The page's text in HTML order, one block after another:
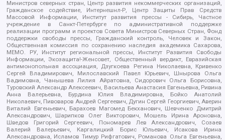
Министров северных стран, Центр развития некоммерческих организаций,
Гражданское содействие, Интернешнл-Р, Центр Защиты Прав Средств
Массовой Информации, Институт развития прессы - Сибирь, Частное
учреждение в Санкт-Петербурге по административной поддержке
реализации программ и проектов Совета Министров Северных Стран, Фонд
поддержки свободы прессы, Гражданский контроль, Человек и Закон,
Общественная комиссия по сохранению наследия академика Сахарова,
МЕМО. РУ, Институт региональной прессы, Институт Развития Свободы
Информации, Экозащита!-Женсовет, Общественный вердикт, Евразийская
антимонопольная ассоциация, Дзугкоева Регина Николаевна, Кривенко
Сергей Владимирович, Милославский Павел Юрьевич, Шнырова Ольга
Вадимовна, Чанышева Лилия Айратовна, Сидорович Ольга Борисовна,
Туровский Александр Алексеевич, Васильева Анастасия Евгеньевна, Ривина
Анна Валерьевна, Бурдина Юлия Владимировна, Бойко Анатолий
Николаевич, Пивоваров Андрей Сергеевич, Дугин Сергей Георгиевич, Аверин
Виталий Евгеньевич, Барахоев Магомед Бекханович, Шевченко Дмитрий
Александрович, Шарипков Олег Викторович, Мошель Ирина Ароновна,
Шведов Григорий Сергеевич, Пономарев Лев Александрович, Созаев
Валерий Валерьевич, Каргалицкий Борис Юльевич, Исакова Ирина
Александровна, Исламов Тимур Рифгатович, Романова Ольга Евгеньевна,